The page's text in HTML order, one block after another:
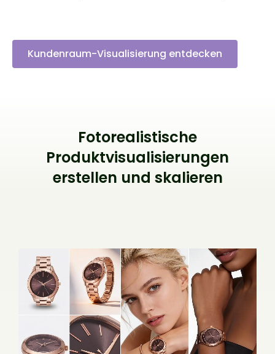
Kundenraum-Visualisierung entdecken
Fotorealistische
Produktvisualisierungen
erstellen und skalieren